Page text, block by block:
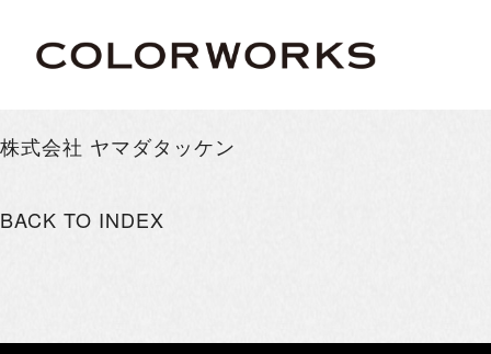
株式会社 ヤマダタッケン
BACK TO INDEX